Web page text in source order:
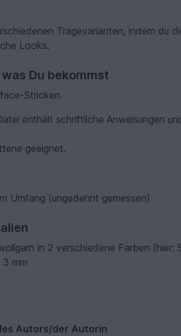
Tragevarianten, indem du
Looks.
Du bekommst
Stricken
enthält schriftliche Anweisungen
geeignet.
Umfang (ungedehnt gemessen)
in 2 verschiedene Farben (hier:
3 mm
Autors/der Autorin